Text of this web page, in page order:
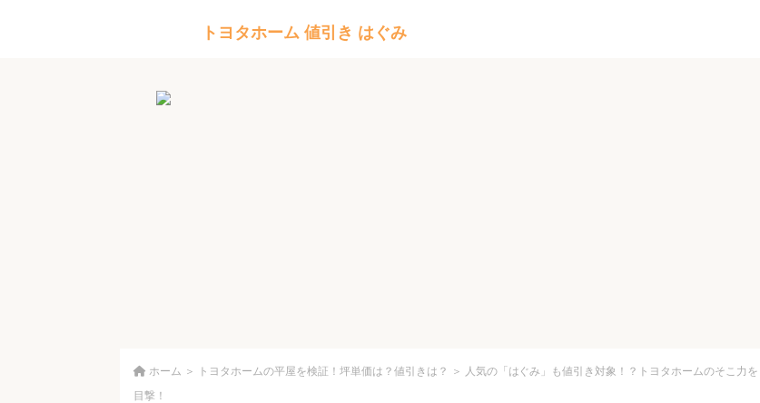
トヨタホーム 値引き はぐみ
ホーム ＞ トヨタホームの平屋を検証！坪単価は？値引きは？ ＞ 人気の「はぐみ」も値引き対象！？トヨタホームのそこ力を
目撃！